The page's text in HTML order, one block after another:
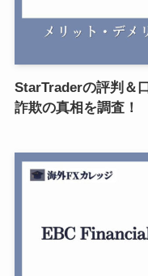
StarTraderの評判＆
詐欺の真相を調査！